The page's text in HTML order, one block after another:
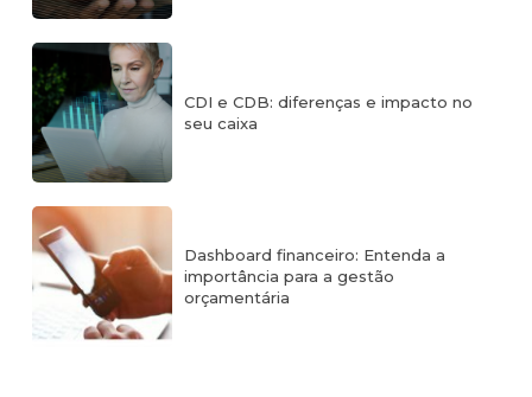
CDI e CDB: diferenças e impacto no
seu caixa
Dashboard financeiro: Entenda a
importância para a gestão
orçamentária